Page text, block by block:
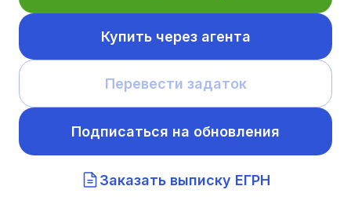
Купить через агента
Перевести задаток
Подписаться на обновления
Заказать выписку ЕГРН